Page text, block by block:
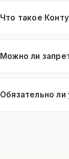
Что такое
Можно ли
Обязательно